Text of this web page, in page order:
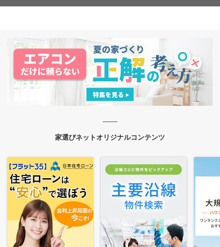
家選びネットオリジナルコンテンツ